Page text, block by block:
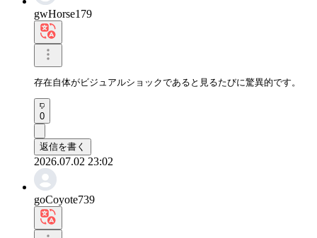
gwHorse179
存在自体がビジュアルショックであると見るたびに驚異的です。
0
返信を書く
2026.07.02 23:02
goCoyote739